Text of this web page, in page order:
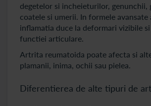
degetelor si incheieturilor, genunchii,
coatele si umerii. In formele avansate
inflamatia duce la deformari vizibile
functiei articulare.
Artrita reumatoida poate afecta si
plamanii, inima, ochii sau pielea.
Diferentierea de alte tipuri de